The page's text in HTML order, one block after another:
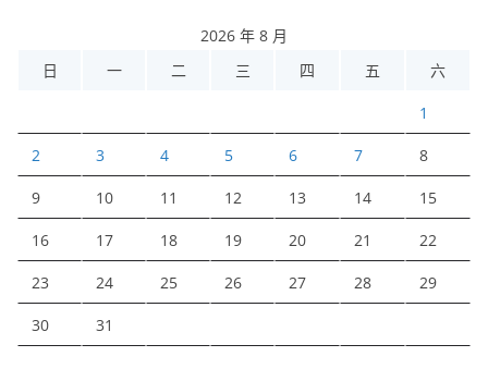
2026 年 8 月
日
一 二 三 四 五 六
1
2 3 4 5 6 7 8
9 10 11 12 13 14 15
16 17 18 19 20 21 22
23 24 25 26 27 28 29
30 31